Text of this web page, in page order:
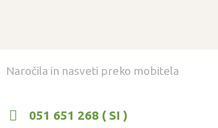
Naročila in nasveti preko mobitela
051 651 268 ( SI )